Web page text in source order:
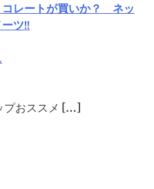
コレートが買いか？ ネッ
ツ!!
プおススメ […]